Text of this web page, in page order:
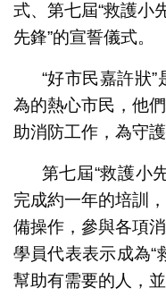
式、第七屆“救護小
先鋒”的宣誓儀式。
“好市民嘉許狀
為的熱心市民，他
助消防工作，為守
第七屆“救護小
完成約一年的培訓
備操作，參與各項
學員代表表示成為“
幫助有需要的人，